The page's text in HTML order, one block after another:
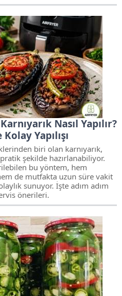
Nasıl Yapılır?
Yapılışı
biri olan karnıyarık,
şekilde hazırlanabiliyor.
bu yöntem, hem
de mutfakta uzun süre vakit
sunuyor. İşte adım adım
önerileri.